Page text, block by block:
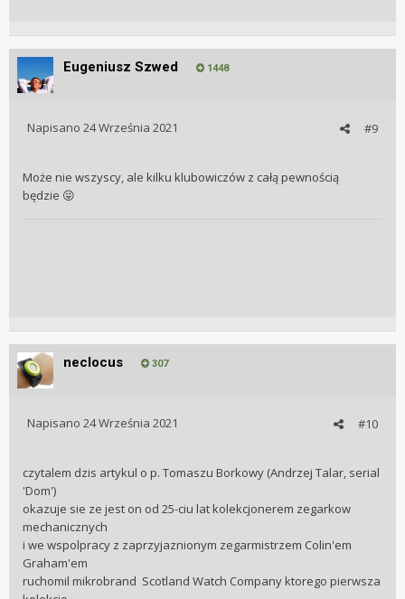
Eugeniusz Szwed 1448
#9
Napisano 24 Września 2021
Może nie wszyscy, ale kilku klubowiczów z całą pewnością
będzie 😜
neclocus 307
#10
Napisano 24 Września 2021
czytalem dzis artykul o p. Tomaszu Borkowy (Andrzej Talar, serial
'Dom')
okazuje sie ze jest on od 25-ciu lat kolekcjonerem zegarkow
mechanicznych
i we wspolpracy z zaprzyjaznionym zegarmistrzem Colin'em
Graham'em
ruchomil mikrobrand Scotland Watch Company ktorego pierwsza